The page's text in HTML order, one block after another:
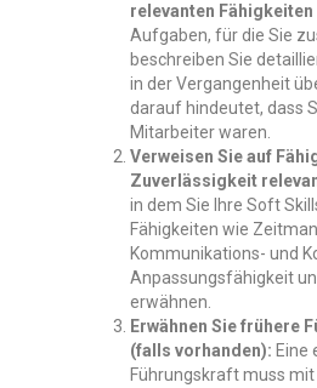
relevanten
Aufgaben, für die Sie
beschreiben Sie
in der Vergangenheit
darauf hindeutet, dass
Mitarbeiter waren.
Verweisen Sie auf
Zuverlässigkeit
in dem Sie Ihre Soft
Fähigkeiten wie
Kommunikations- und
Anpassungsfähigkeit
erwähnen.
Erwähnen Sie frühere
(falls vorhanden): Eine
Führungskraft muss